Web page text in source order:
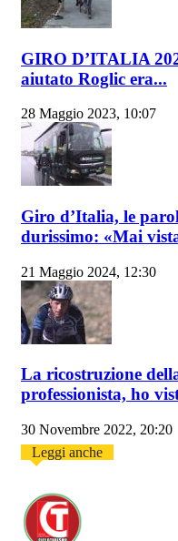
GIRO D’ITALIA
aiutato Roglic era...
28 Maggio 2023, 10:07
Giro d’Italia, le
durissimo: «Mai
21 Maggio 2024, 12:30
La ricostruzione
professionista, ho
30 Novembre 2022, 20:20
Leggi anche